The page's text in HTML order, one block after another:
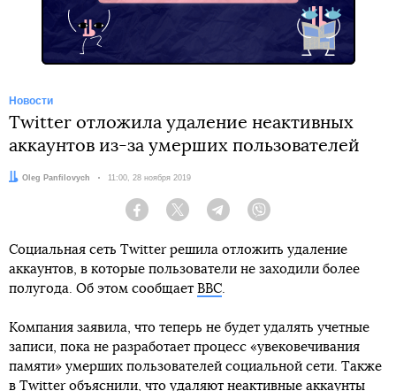
Новости
Twitter отложила удаление неактивных
аккаунтов из-за умерших пользователей
Автор:
Oleg Panfilovych Дата:
11:00, 28 ноября 2019
Facebook Twitter Telegram
Социальная сеть Twitter решила отложить удаление
аккаунтов, в которые пользователи не заходили более
полугода. Об этом сообщает ВВС.
Компания заявила, что теперь не будет удалять учетные
записи, пока не разработает процесс «увековечивания
памяти» умерших пользователей социальной сети. Также
в Twitter объяснили, что удаляют неактивные аккаунты